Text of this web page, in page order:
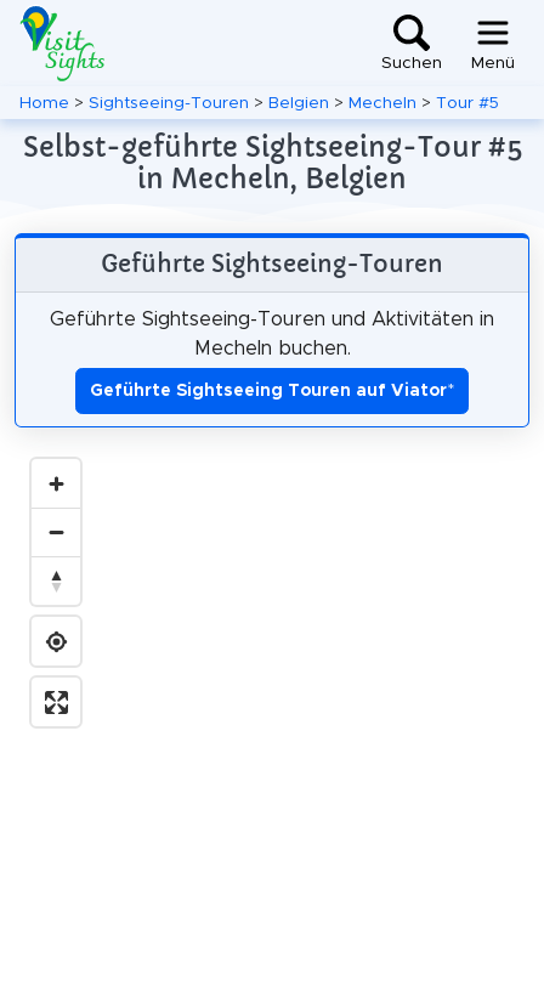
Suchen Menü
Home > Sightseeing-Touren > Belgien > Mecheln > Tour #5
Selbst-geführte Sightseeing-Tour #5
in Mecheln, Belgien
Geführte Sightseeing-Touren
Geführte Sightseeing-Touren und Aktivitäten in
Mecheln buchen.
Geführte Sightseeing Touren auf Viator*